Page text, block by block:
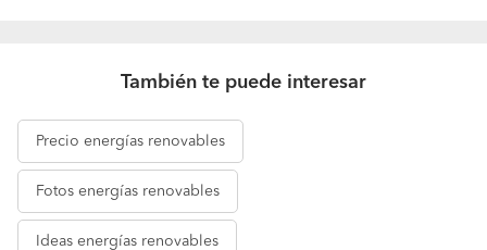
También te puede interesar
Precio energías renovables
Fotos energías renovables
Ideas energías renovables